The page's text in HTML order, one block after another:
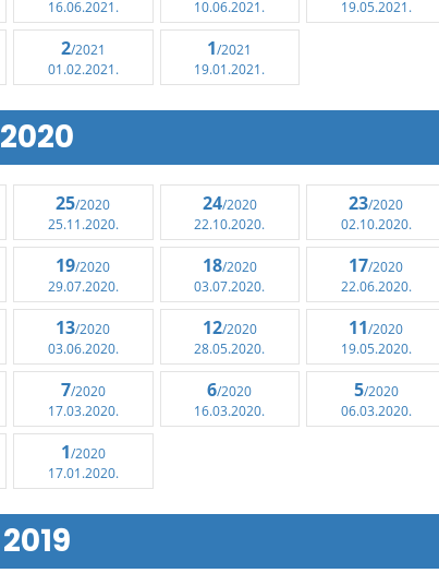
16.06.2021.
10.06.2021.
19.05.2021.
2/2021
01.02.2021.
1/2021
19.01.2021.
2020
25/2020
25.11.2020.
24/2020
22.10.2020.
23/2020
02.10.2020.
19/2020
29.07.2020.
18/2020
03.07.2020.
17/2020
22.06.2020.
13/2020
03.06.2020.
12/2020
28.05.2020.
11/2020
19.05.2020.
7/2020
17.03.2020.
6/2020
16.03.2020.
5/2020
06.03.2020.
1/2020
17.01.2020.
2019